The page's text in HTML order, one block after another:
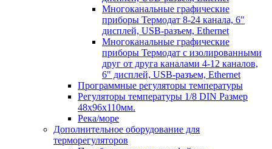
Многоканальные графические
приборы Термодат 8-24 канала, 6"
дисплей, USB-разъем, Ethernet
Многоканальные графические
приборы Термодат с изолированными
друг от друга каналами 4-12 каналов,
6" дисплей, USB-разъем, Ethernet
Программные регуляторы температуры
Регуляторы температуры 1/8 DIN Размер
48х96х110мм.
Река/море
Дополнительное оборудование для
терморегуляторов